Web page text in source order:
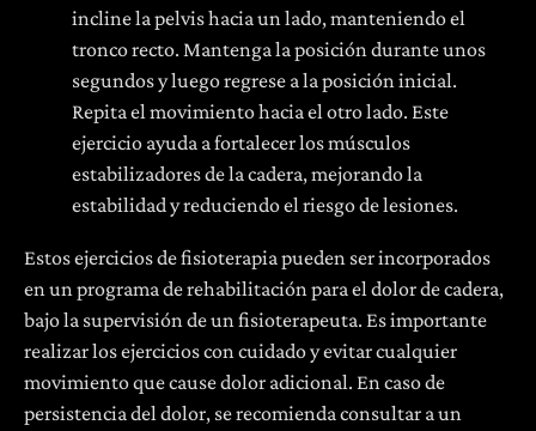
incline la pelvis hacia un lado, manteniendo el
tronco recto. Mantenga la posición durante unos
segundos y luego regrese a la posición inicial.
Repita el movimiento hacia el otro lado. Este
ejercicio ayuda a fortalecer los músculos
estabilizadores de la cadera, mejorando la
estabilidad y reduciendo el riesgo de lesiones.
Estos ejercicios de fisioterapia pueden ser incorporados
en un programa de rehabilitación para el dolor de cadera,
bajo la supervisión de un fisioterapeuta. Es importante
realizar los ejercicios con cuidado y evitar cualquier
movimiento que cause dolor adicional. En caso de
persistencia del dolor, se recomienda consultar a un